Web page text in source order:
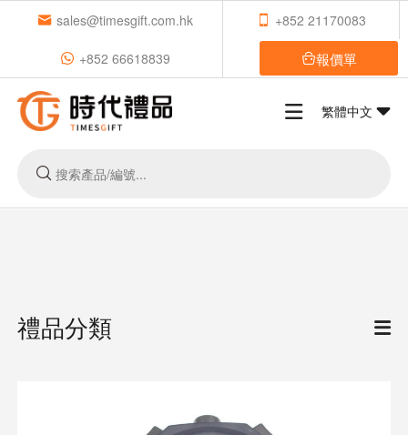
sales@timesgift.com.hk +852 21170083
+852 66618839 報價單
繁體中文
禮品分類